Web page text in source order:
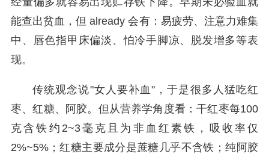
能查出贫血，但 already 会有：易疲劳、注意力难集
中、唇色指甲床偏淡、怕冷手脚凉、脱发增多等表
现。
传统观念说"女人要补血"，于是很多人猛吃红
枣、红糖、阿胶。但从营养学角度看：干红枣每100
克含铁约2~3毫克且为非血红素铁，吸收率仅
2%~5%；红糖主要成分是蔗糖几乎不含铁；纯阿胶